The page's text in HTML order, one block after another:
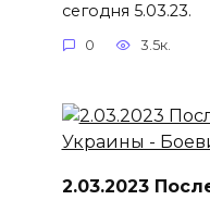
сегодня 5.03.23.
0 3.5к.
2.03.2023